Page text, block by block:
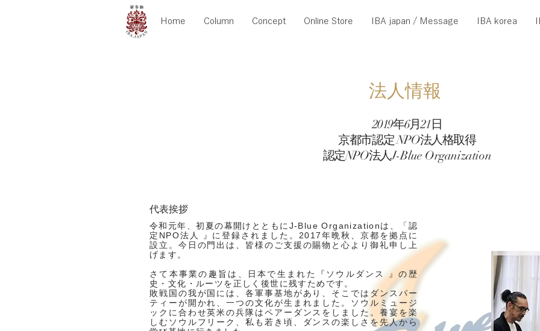
Home Column Concept Online Store IBA japan / Message IBA korea
法人情報
2019年6月21日
京都市認定 NPO法人格取得
認定​NPO法人J-Blue Organization
​​代表挨拶
令和元年、初夏の幕開けとともにJ-Blue Organizationは、「認
定NPO法人 』に登録されました。2017年晩秋、京都を拠点に
設立。今日の門出は、皆様のご支援の賜物と心より御礼申し上
げます。
さて本事業の趣旨は、日本で生まれた『ソウルダンス 』の歴
史・文化・ルーツを正しく後世に残すためです。
敗戦国の我が国には、各軍事基地があり、そこではダンスパー
ティーが開かれ、一つの文化が生まれました。ソウルミュージ
ックに合わせ英米の兵隊はペアーダンスをしました。養宴を楽
しむソウルフリーク、私も若き頃、ダンスの楽しさを先人から